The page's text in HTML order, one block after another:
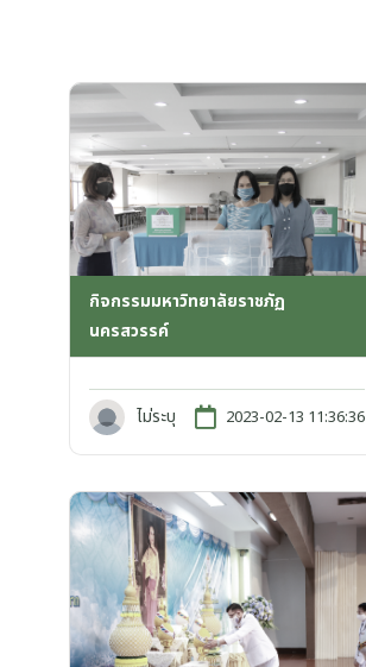
กิจกรรมมหาวิทยาลัยราชภัฏ
นครสวรรค์
ไม่ระบุ 2023-02-13 11:36:36